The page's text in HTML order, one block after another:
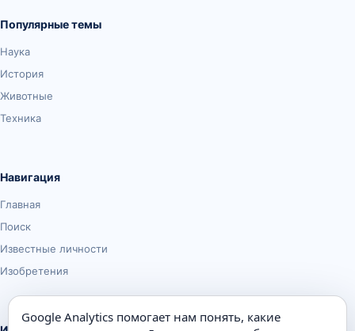
Популярные темы
Наука
История
Животные
Техника
Навигация
Главная
Поиск
Известные личности
Изобретения
Google Analytics помогает нам понять, какие